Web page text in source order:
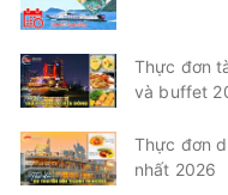
Thực đơn
và buffet
Thực đơn
nhất 2026